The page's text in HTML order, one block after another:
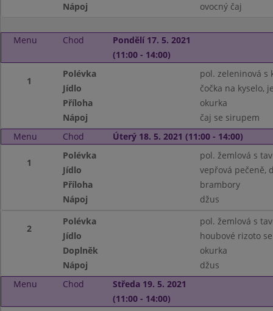
Nápoj
ovocný čaj
Menu Chod
Pondělí 17. 5. 2021
(11:00 - 14:00)
1
Polévka
pol. zeleninová s
Jídlo
čočka na kyselo,
Příloha
okurka
Nápoj
čaj se sirupem
Menu
Chod Úterý 18. 5. 2021 (11:00 - 14:00)
1
Polévka
pol. žemlová s
Jídlo
vepřová pečeně,
Příloha
brambory
Nápoj
džus
2
Polévka
pol. žemlová s
Jídlo
houbové rizoto
Doplněk
okurka
Nápoj
džus
Menu
Chod
Středa 19. 5. 2021
(11:00 - 14:00)